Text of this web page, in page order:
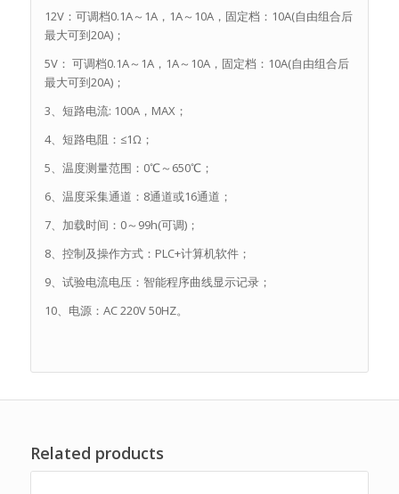
12V：可调档0.1A～1A，1A～10A，固定档：10A(自由组合后
最大可到20A)；
5V： 可调档0.1A～1A，1A～10A，固定档：10A(自由组合后
最大可到20A)；
3、短路电流: 100A，MAX；
4、短路电阻：≤1Ω；
5、温度测量范围：0℃～650℃；
6、温度采集通道：8通道或16通道；
7、加载时间：0～99h(可调)；
8、控制及操作方式：PLC+计算机软件；
9、试验电流电压：智能程序曲线显示记录；
10、电源：AC 220V 50HZ。
Related products